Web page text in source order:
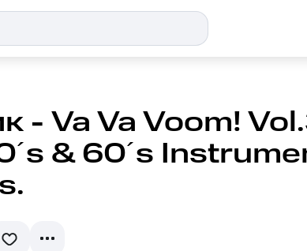
- Va Va Voom!
& 60´s